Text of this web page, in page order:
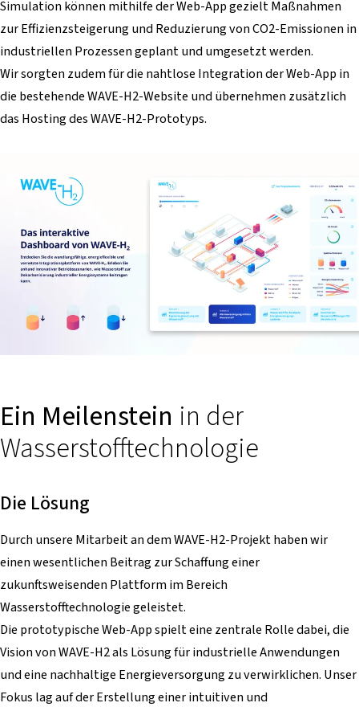
Simulation können mithilfe der Web-App gezielt Maßnahmen
zur Effizienzsteigerung und Reduzierung von CO2-Emissionen in
industriellen Prozessen geplant und umgesetzt werden.
Wir sorgten zudem für die nahtlose Integration der Web-App in
die bestehende WAVE-H2-Website und übernehmen zusätzlich
das Hosting des WAVE-H2-Prototyps.
Ein Meilenstein in der
Wasserstofftechnologie
Die Lösung
Durch unsere Mitarbeit an dem WAVE-H2-Projekt haben wir
einen wesentlichen Beitrag zur Schaffung einer
zukunftsweisenden Plattform im Bereich
Wasserstofftechnologie geleistet.
Die prototypische Web-App spielt eine zentrale Rolle dabei, die
Vision von WAVE-H2 als Lösung für industrielle Anwendungen
und eine nachhaltige Energieversorgung zu verwirklichen. Unser
Fokus lag auf der Erstellung einer intuitiven und